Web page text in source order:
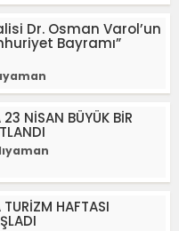
Dr. Osman Varol’un
Bayramı”
NİSAN BÜYÜK BİR
HAFTASI